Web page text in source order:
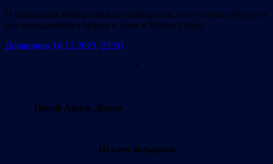
О похоронах Инбар пока не сообщается, но ее семья соберется
для семидневного траура в доме в Петах-Тикве.
Добавлено 16.12.2023, 22:50
*
Йосеф Авнер Доран
Шалев Зальцман